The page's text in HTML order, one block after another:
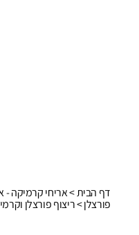
דף הבית>אריחי קרמיקה -
פורצלן> ריצוף פורצלן